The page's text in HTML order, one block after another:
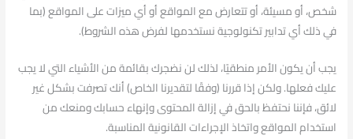
شخص، أو مسيئة، أو تتعارض مع المواقع أو أي ميزات على المواقع (بما
في ذلك أي تدابير تكنولوجية نستخدمها لفرض هذه الشروط).
يجب أن يكون الأمر منطقيًا، لذلك لن نضجرك بقائمة من الأشياء التي لا يجب
عليك فعلها. ولكن إذا قررنا (وفقًا لتقديرنا الخاص) أنك تصرفت بشكل غير
لائق، فإننا نحتفظ بالحق في إزالة المحتوى وإنهاء حسابك ومنعك من
استخدام المواقع واتخاذ الإجراءات القانونية المناسبة.